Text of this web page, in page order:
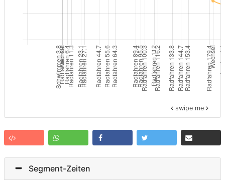
swipe me
Segment-Zeiten